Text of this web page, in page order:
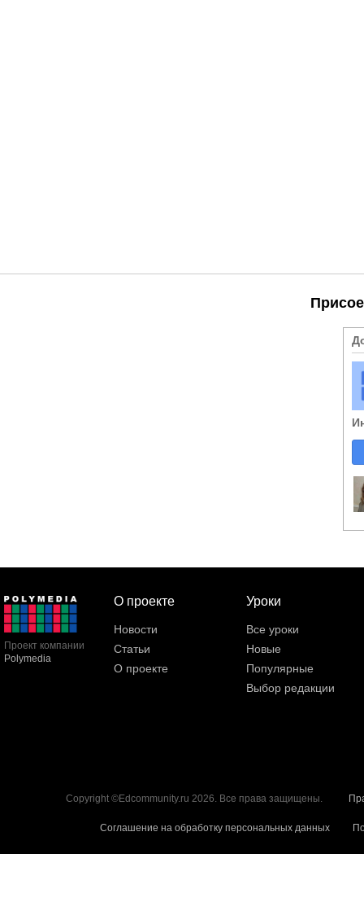
Проект компании
Polymedia
О проекте
Новости
Статьи
О проекте
Уроки
Все уроки
Новые
Популярные
Выбор редакции
Copyright ©Edcommunity.ru 2026. Все права защищены.
Соглашение на обработку персональных данных